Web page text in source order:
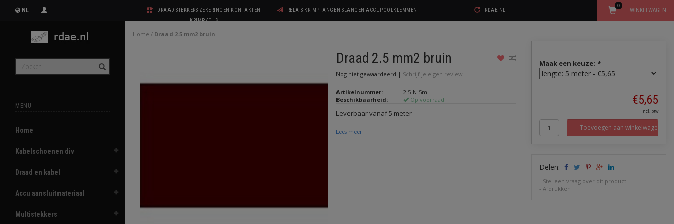
NL
DRAAD STEKKERS ZEKERINGEN KONTAKTEN
KRIMPKOUS
RELAIS KRIMPTANGEN SLANGEN ACCUPOOLKLEMMEN RDAE.NL WINKELWAGEN
0
MENU
Home
Kabelschoenen div
Draad en kabel
Accu aansluitmateriaal
Multistekkers
Home / Draad 2.5 mm2 bruin
Draad 2.5 mm2 bruin
Nog niet gewaardeerd | Schrijf je eigen review
Artikelnummer:
2.5-N-5m
Beschikbaarheid:
Op voorraad
Leverbaar vanaf 5 meter
Lees meer
Maak een keuze: *
€5,65
Incl. btw
Toevoegen aan winkelwagen
Delen:
- Stel een vraag over dit product
-Afdrukken